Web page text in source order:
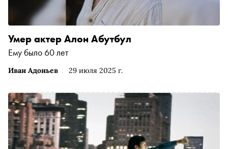
Иван Адоньев 29 июля 2025 г.
Умер актер Алон Абутбул
Ему было 60 лет